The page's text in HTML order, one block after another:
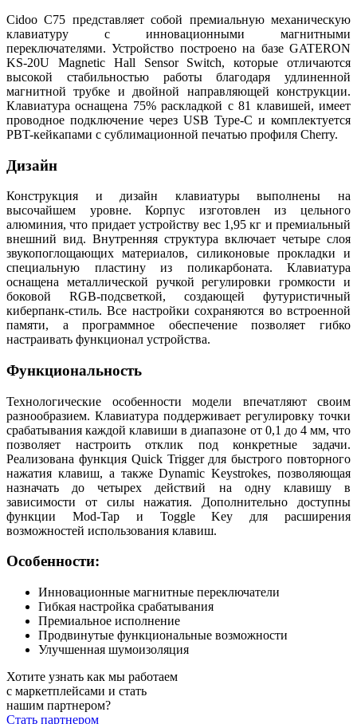
Cidoo C75 представляет собой премиальную механическую
клавиатуру с инновационными магнитными
переключателями. Устройство построено на базе GATERON
KS-20U Magnetic Hall Sensor Switch, которые отличаются
высокой стабильностью работы благодаря удлиненной
магнитной трубке и двойной направляющей конструкции.
Клавиатура оснащена 75% раскладкой с 81 клавишей, имеет
проводное подключение через USB Type-C и комплектуется
PBT-кейкапами с сублимационной печатью профиля Cherry.
Дизайн
Конструкция и дизайн клавиатуры выполнены на
высочайшем уровне. Корпус изготовлен из цельного
алюминия, что придает устройству вес 1,95 кг и премиальный
внешний вид. Внутренняя структура включает четыре слоя
звукопоглощающих материалов, силиконовые прокладки и
специальную пластину из поликарбоната. Клавиатура
оснащена металлической ручкой регулировки громкости и
боковой RGB-подсветкой, создающей футуристичный
киберпанк-стиль. Все настройки сохраняются во встроенной
памяти, а программное обеспечение позволяет гибко
настраивать функционал устройства.
Функциональность
Технологические особенности модели впечатляют своим
разнообразием. Клавиатура поддерживает регулировку точки
срабатывания каждой клавиши в диапазоне от 0,1 до 4 мм, что
позволяет настроить отклик под конкретные задачи.
Реализована функция Quick Trigger для быстрого повторного
нажатия клавиш, а также Dynamic Keystrokes, позволяющая
назначать до четырех действий на одну клавишу в
зависимости от силы нажатия. Дополнительно доступны
функции Mod-Tap и Toggle Key для расширения
возможностей использования клавиш.
Особенности:
Инновационные магнитные переключатели
Гибкая настройка срабатывания
Премиальное исполнение
Продвинутые функциональные возможности
Улучшенная шумоизоляция
Хотите узнать как мы работаем
с маркетплейсами и стать
нашим партнером?
Стать партнером